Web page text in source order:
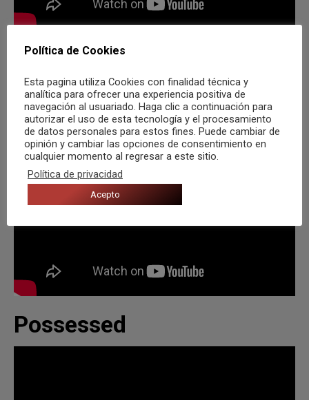
W.A.S.P.
Possessed
Política de Cookies
Esta pagina utiliza Cookies con finalidad técnica y
analítica para ofrecer una experiencia positiva de
navegación al usuariado. Haga clic a continuación para
autorizar el uso de esta tecnología y el procesamiento
de datos personales para estos fines. Puede cambiar de
opinión y cambiar las opciones de consentimiento en
cualquier momento al regresar a este sitio.
Política de privacidad
Acepto